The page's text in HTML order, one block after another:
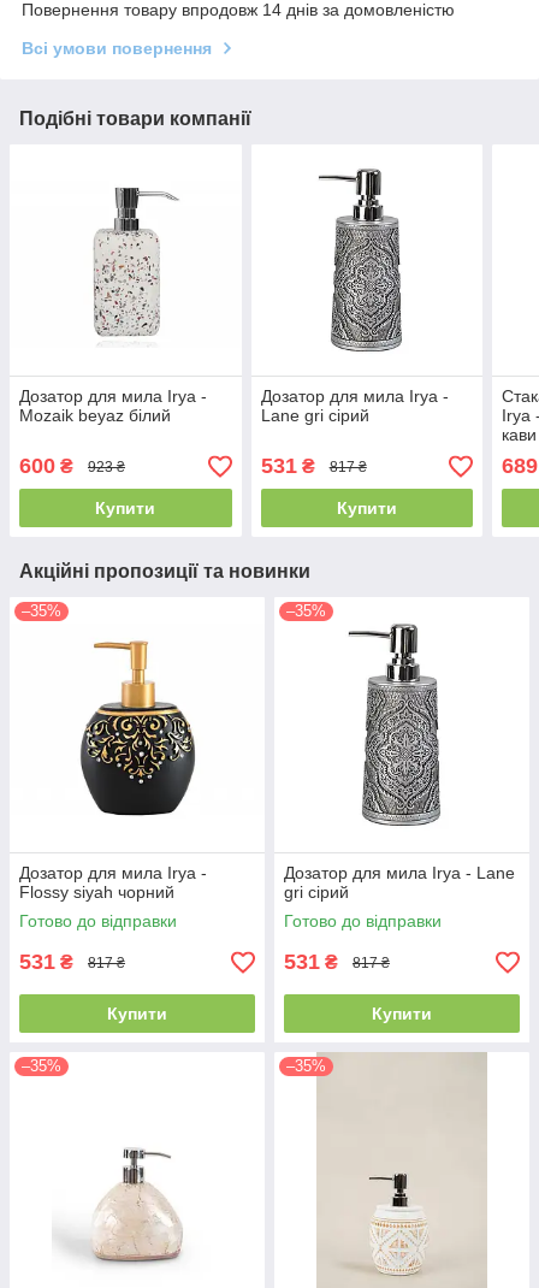
Повернення товару впродовж 14 днів за домовленістю
Всі умови повернення
Подібні товари компанії
Дозатор для мила Irya -
Mozaik beyaz білий
600 ₴ 923 ₴
Купити
Дозатор для мила Irya -
Lane gri сірий
531₴ 817 ₴
Купити
Irya
кави
689
Акційні пропозиції та новинки
–35%
Дозатор для мила Irya -
Flossy siyah чорний
Готово до відправки
531 ₴ 817 ₴
Купити
–35%
Дозатор для мила Irya - Lane
gri сірий
Готово до відправки
531 ₴ 817 ₴
Купити
–35% –35%